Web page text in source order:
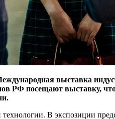
выставка
РФ посещают выставку,
В экспозиции